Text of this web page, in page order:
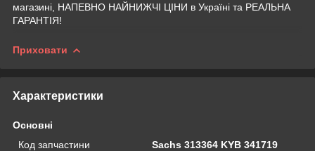
магазині, НАПЕВНО НАЙНИЖЧІ ЦІНИ в Україні та РЕАЛЬНА
ГАРАНТІЯ!
Приховати
Характеристики
Основні
Код запчастини
Sachs 313364 KYB 341719